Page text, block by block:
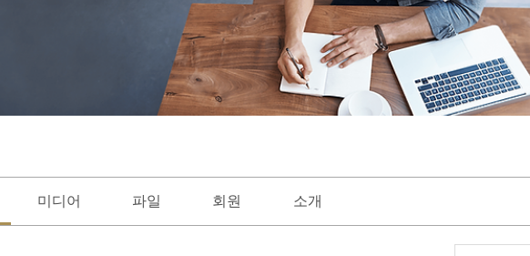
미디어 파일 회원 소개